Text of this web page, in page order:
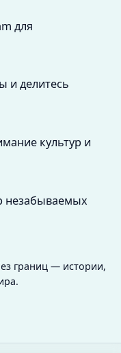
для
и делитесь
культур и
незабываемых
границ — истории,